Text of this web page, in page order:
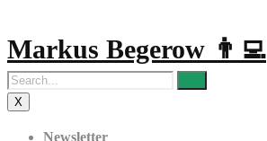
Markus Begerow 👨‍💻
X
Newsletter